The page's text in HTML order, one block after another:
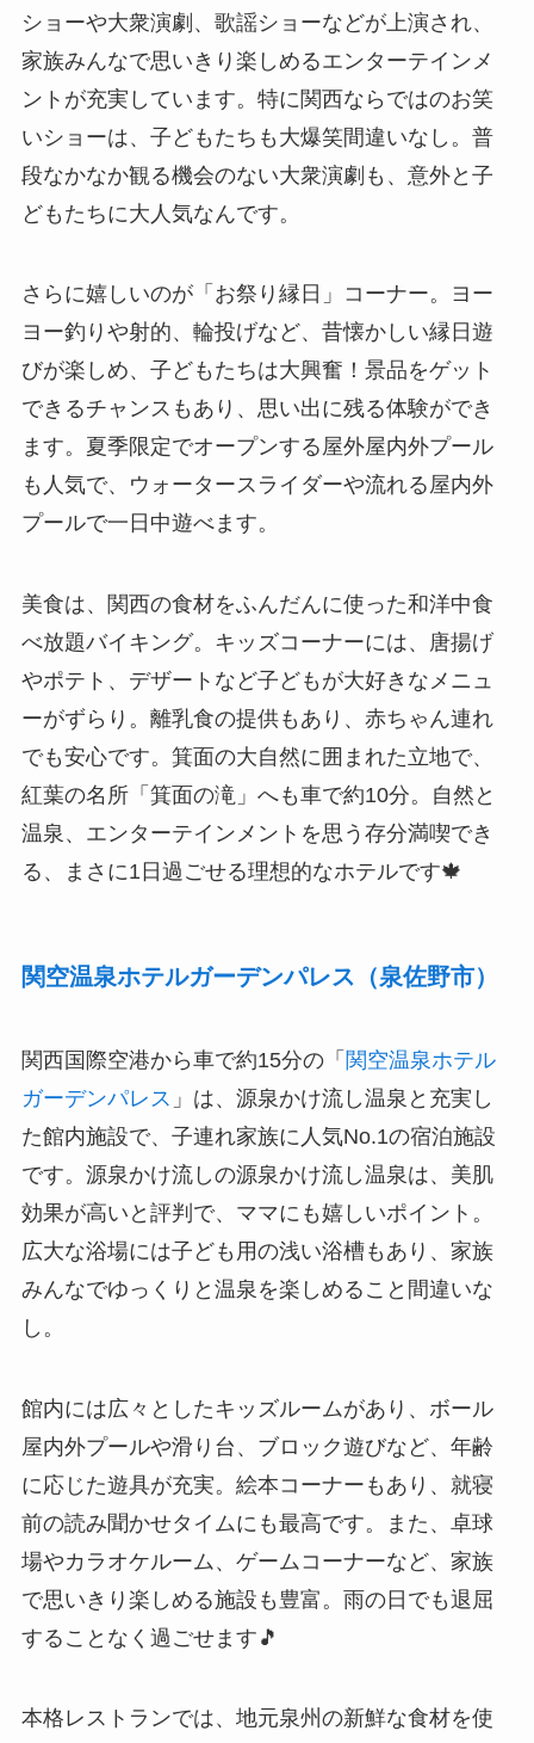
ショーや大衆演劇、歌謡ショーなどが上演され、
家族みんなで思いきり楽しめるエンターテインメ
ントが充実しています。特に関西ならではのお笑
いショーは、子どもたちも大爆笑間違いなし。普
段なかなか観る機会のない大衆演劇も、意外と子
どもたちに大人気なんです。
さらに嬉しいのが「お祭り縁日」コーナー。ヨー
ヨー釣りや射的、輪投げなど、昔懐かしい縁日遊
びが楽しめ、子どもたちは大興奮！景品をゲット
できるチャンスもあり、思い出に残る体験ができ
ます。夏季限定でオープンする屋外屋内外プール
も人気で、ウォータースライダーや流れる屋内外
プールで一日中遊べます。
美食は、関西の食材をふんだんに使った和洋中食
べ放題バイキング。キッズコーナーには、唐揚げ
やポテト、デザートなど子どもが大好きなメニュ
ーがずらり。離乳食の提供もあり、赤ちゃん連れ
でも安心です。箕面の大自然に囲まれた立地で、
紅葉の名所「箕面の滝」へも車で約10分。自然と
温泉、エンターテインメントを思う存分満喫でき
る、まさに1日過ごせる理想的なホテルです🍁
関空温泉ホテルガーデンパレス（泉佐野市）
関西国際空港から車で約15分の「 関空温泉ホテル
ガーデンパレス 」は、源泉かけ流し温泉と充実し
た館内施設で、子連れ家族に人気No.1の宿泊施設
です。源泉かけ流しの源泉かけ流し温泉は、美肌
効果が高いと評判で、ママにも嬉しいポイント。
広大な浴場には子ども用の浅い浴槽もあり、家族
みんなでゆっくりと温泉を楽しめること間違いな
し。
館内には広々としたキッズルームがあり、ボール
屋内外プールや滑り台、ブロック遊びなど、年齢
に応じた遊具が充実。絵本コーナーもあり、就寝
前の読み聞かせタイムにも最高です。また、卓球
場やカラオケルーム、ゲームコーナーなど、家族
で思いきり楽しめる施設も豊富。雨の日でも退屈
することなく過ごせます🎵
本格レストランでは、地元泉州の新鮮な食材を使